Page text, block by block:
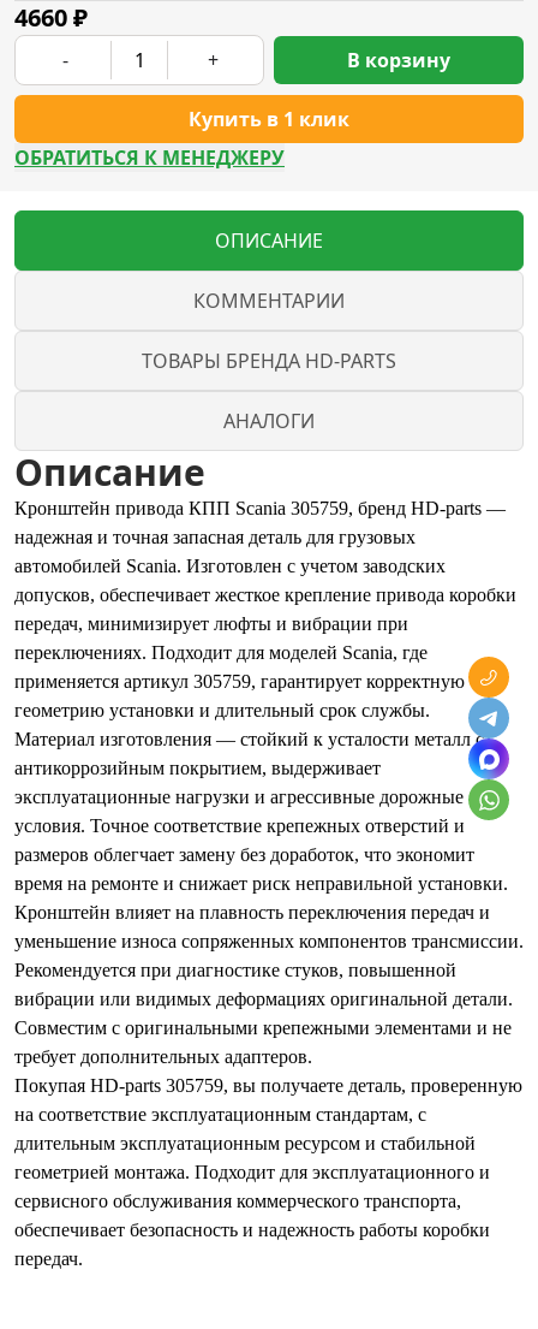
4660₽
- +
Купить в 1 клик
В корзину
ОБРАТИТЬСЯ К МЕНЕДЖЕРУ
ОПИСАНИЕ
КОММЕНТАРИИ
ТОВАРЫ БРЕНДА HD-PARTS
АНАЛОГИ
Описание
Кронштейн привода КПП Scania 305759, бренд HD-parts —
надежная и точная запасная деталь для грузовых
автомобилей Scania. Изготовлен с учетом заводских
допусков, обеспечивает жесткое крепление привода коробки
передач, минимизирует люфты и вибрации при
переключениях. Подходит для моделей Scania, где
применяется артикул 305759, гарантирует корректную
геометрию установки и длительный срок службы.
Материал изготовления — стойкий к усталости металл с
антикоррозийным покрытием, выдерживает
эксплуатационные нагрузки и агрессивные дорожные
условия. Точное соответствие крепежных отверстий и
размеров облегчает замену без доработок, что экономит
время на ремонте и снижает риск неправильной установки.
Кронштейн влияет на плавность переключения передач и
уменьшение износа сопряженных компонентов трансмиссии.
Рекомендуется при диагностике стуков, повышенной
вибрации или видимых деформациях оригинальной детали.
Совместим с оригинальными крепежными элементами и не
требует дополнительных адаптеров.
Покупая HD-parts 305759, вы получаете деталь, проверенную
на соответствие эксплуатационным стандартам, с
длительным эксплуатационным ресурсом и стабильной
геометрией монтажа. Подходит для эксплуатационного и
сервисного обслуживания коммерческого транспорта,
обеспечивает безопасность и надежность работы коробки
передач.